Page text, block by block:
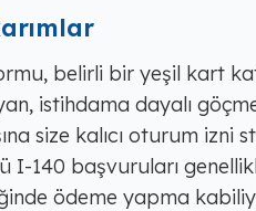
belirli bir yeşil kart
istihdama dayalı
size kalıcı oturum izni
I-140 başvuruları
ödeme yapma